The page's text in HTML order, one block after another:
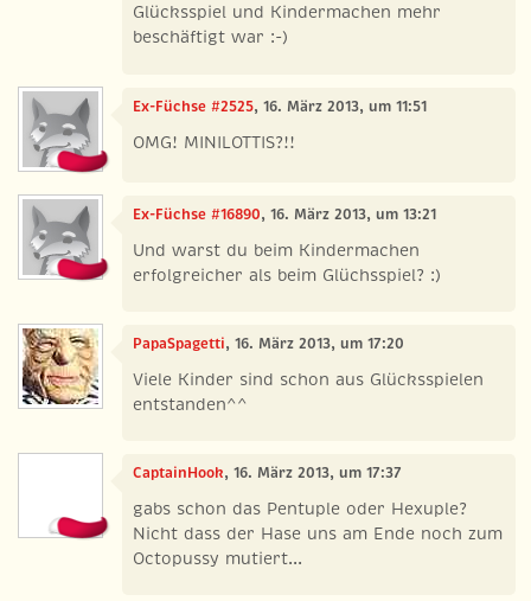
Glücksspiel und Kindermachen mehr
beschäftigt war :-)
Ex-Füchse #2525, 16. März 2013, um 11:51
OMG! MINILOTTIS?!!
Ex-Füchse #16890, 16. März 2013, um 13:21
Und warst du beim Kindermachen
erfolgreicher als beim Glüchsspiel? :)
PapaSpagetti, 16. März 2013, um 17:20
Viele Kinder sind schon aus Glücksspielen
entstanden^^
CaptainHook, 16. März 2013, um 17:37
gabs schon das Pentuple oder Hexuple?
Nicht dass der Hase uns am Ende noch zum
Octopussy mutiert...